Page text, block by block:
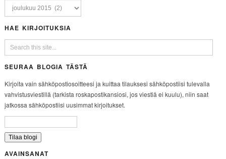
HAE KIRJOITUKSIA
SEURAA BLOGIA TÄSTÄ
Kirjoita vain sähköpostiosoitteesi ja kuittaa tilauksesi sähköpostiisi tulevalla
vahvistusviestillä (tarkista roskapostikansiosi, jos viestiä ei kuulu), niin saat
jatkossa sähköpostiisi uusimmat kirjoitukset.
AVAINSANAT